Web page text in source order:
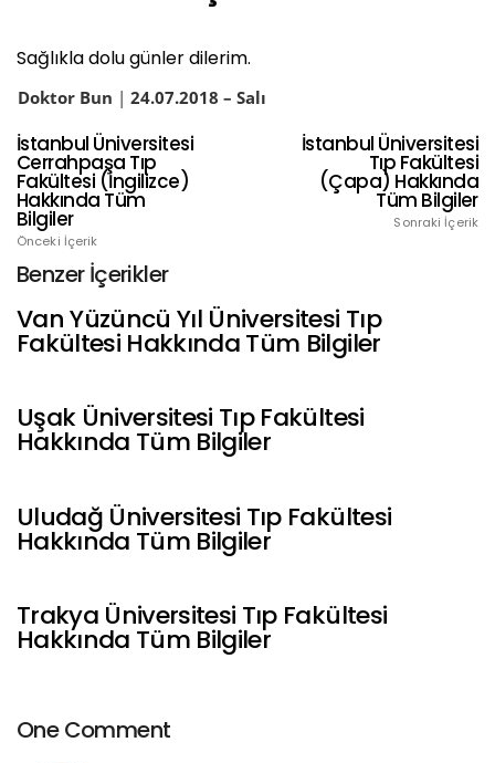
Sağlıkla dolu günler dilerim.
Doktor Bun | 24.07.2018 – Salı
İstanbul Üniversitesi
Cerrahpaşa Tıp
Fakültesi (İngilizce)
Hakkında Tüm
Bilgiler
Önceki İçerik
İstanbul Üniversitesi
Tıp Fakültesi
(Çapa) Hakkında
Tüm Bilgiler
Sonraki İçerik
Benzer İçerikler
Van Yüzüncü Yıl Üniversitesi Tıp
Fakültesi Hakkında Tüm Bilgiler
Uşak Üniversitesi Tıp Fakültesi
Hakkında Tüm Bilgiler
Uludağ Üniversitesi Tıp Fakültesi
Hakkında Tüm Bilgiler
Trakya Üniversitesi Tıp Fakültesi
Hakkında Tüm Bilgiler
One Comment